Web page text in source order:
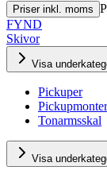
Priser inkl. moms
FYND
Skivor
Visa
Pickuper
Tonarmsskal
Visa